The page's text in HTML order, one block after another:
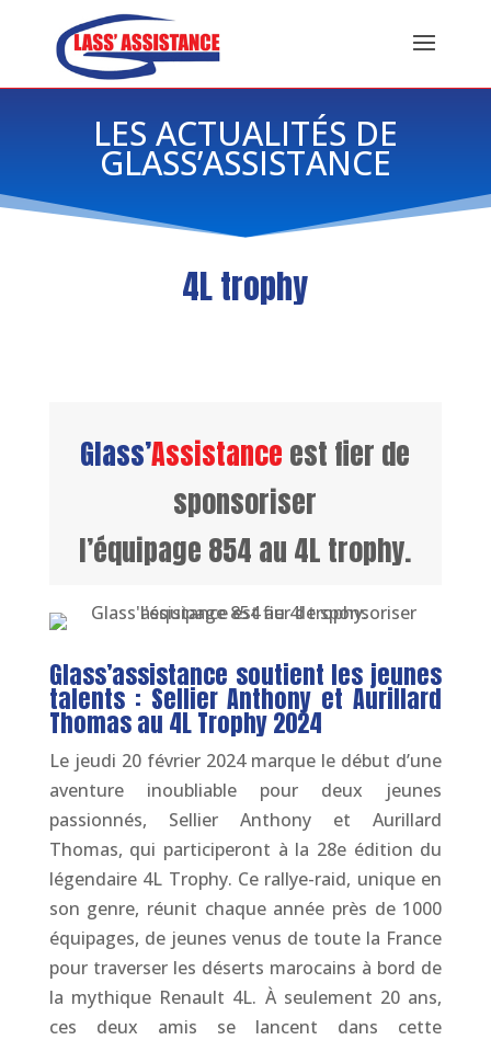
LES ACTUALITÉS DE
GLASS’ASSISTANCE
4L trophy
Glass’Assistance est fier de
sponsoriser
l’équipage 854 au 4L trophy.
Glass’assistance soutient les jeunes
talents : Sellier Anthony et Aurillard
Thomas au 4L Trophy 2024
Le jeudi 20 février 2024 marque le début d’une
aventure inoubliable pour deux jeunes
passionnés, Sellier Anthony et Aurillard
Thomas, qui participeront à la 28e édition du
légendaire 4L Trophy. Ce rallye-raid, unique en
son genre, réunit chaque année près de 1000
équipages, de jeunes venus de toute la France
pour traverser les déserts marocains à bord de
la mythique Renault 4L. À seulement 20 ans,
ces deux amis se lancent dans cette